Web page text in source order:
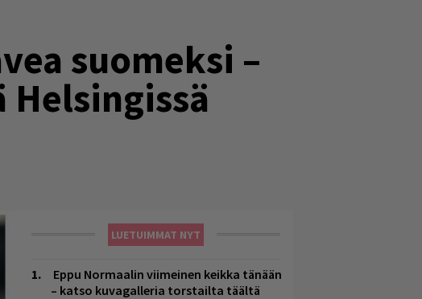
suomeksi –
LUETUIMMAT NYT
Eppu Normaalin viimeinen keikka tänään
– katso kuvagalleria torstailta täältä